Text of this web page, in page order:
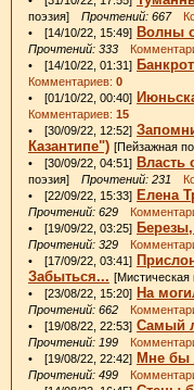
поэзия] Прочтений: 667
• [14/10/22, 15:49] Волны
Прочтений: 333
• [14/10/22, 01:31]
Комментариев: 0
• [01/10/22, 00:40]
Комментариев: 15
• [30/09/22, 12:52]
Казантипе") [Пейзажная
• [30/09/22, 04:51] Власть
поэзия] Прочтений: 231
• [22/09/22, 15:33] Елена
Прочтений: 629
• [19/09/22, 03:25]
Прочтений: 329
• [17/09/22, 03:41]
Забыться...
• [23/08/22, 15:20] На
Прочтений: 662
• [19/08/22, 22:53] Самый
Прочтений: 199
• [19/08/22, 22:42] Мне бы
Прочтений: 499